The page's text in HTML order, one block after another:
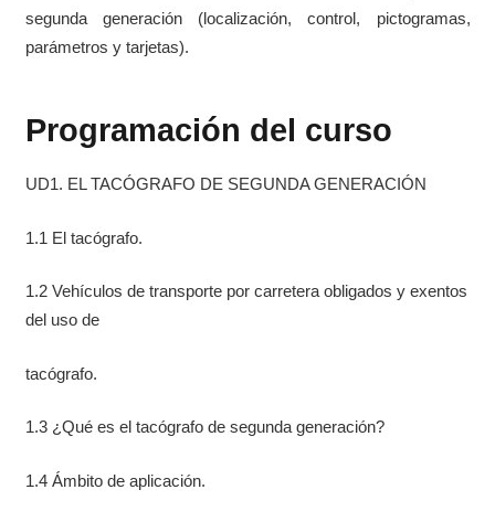
segunda generación (localización, control, pictogramas,
parámetros y tarjetas).
Programación del curso
UD1. EL TACÓGRAFO DE SEGUNDA GENERACIÓN
1.1 El tacógrafo.
1.2 Vehículos de transporte por carretera obligados y exentos
del uso de
tacógrafo.
1.3 ¿Qué es el tacógrafo de segunda generación?
1.4 Ámbito de aplicación.